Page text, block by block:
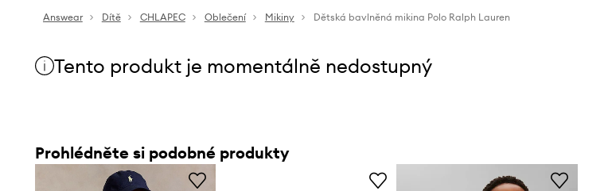
Answear Dítě CHLAPEC Oblečení Mikiny Dětská bavlněná mikina Polo Ralph Lauren
Tento produkt je momentálně nedostupný
Prohlédněte si podobné produkty